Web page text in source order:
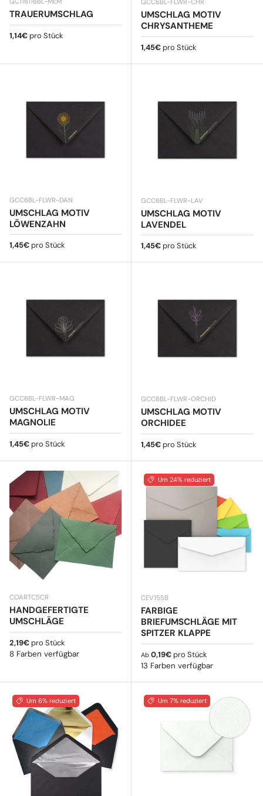
TRAUERUMSCHLAG
Normaler Preis
1,14€ pro Stück
GCC6BL-FLWR-CHR
UMSCHLAG MOTIV
CHRYSANTHEME
Normaler Preis
1,45€ pro Stück
GCC6BL-FLWR-DAN
UMSCHLAG MOTIV
LÖWENZAHN
Normaler Preis
1,45€ pro Stück
GCC6BL-FLWR-LAV
UMSCHLAG MOTIV
LAVENDEL
Normaler Preis
1,45€ pro Stück
GCC6BL-FLWR-MAG
UMSCHLAG MOTIV
MAGNOLIE
Normaler Preis
1,45€ pro Stück
GCC6BL-FLWR-ORCHID
UMSCHLAG MOTIV
ORCHIDEE
Normaler Preis
1,45€ pro Stück
COARTC5CR
HANDGEFERTIGTE
UMSCHLÄGE
Normaler Preis
2,19€ pro Stück
8 Farben verfügbar
Um 24% reduziert
CEV155B
FARBIGE
BRIEFUMSCHLÄGE MIT
SPITZER KLAPPE
Normaler Preis
Ab 0,19€ pro Stück
13 Farben verfügbar
Um 6% reduziert Um 7% reduziert